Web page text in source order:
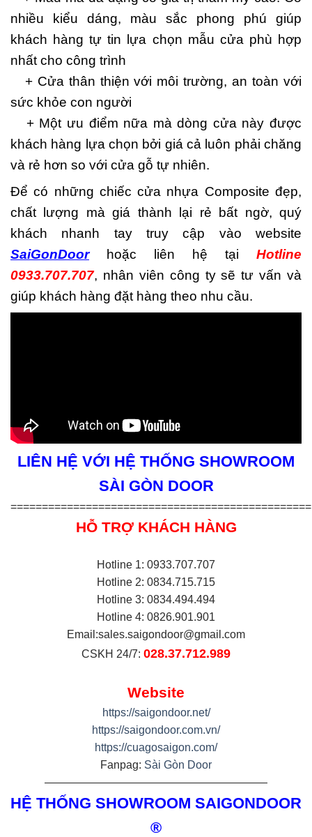
nhiều kiểu dáng, màu sắc phong phú giúp
khách hàng tự tin lựa chọn mẫu cửa phù hợp
nhất cho công trình
+ Cửa thân thiện với môi trường, an toàn với
sức khỏe con người
+ Một ưu điểm nữa mà dòng cửa này được
khách hàng lựa chọn bởi giá cả luôn phải chăng
và rẻ hơn so với cửa gỗ tự nhiên.
Để có những chiếc cửa nhựa Composite đẹp,
chất lượng mà giá thành lại rẻ bất ngờ, quý
khách nhanh tay truy cập vào website
SaiGonDoorhoặc liên hệ tại Hotline
0933.707.707, nhân viên công ty sẽ tư vấn và
giúp khách hàng đặt hàng theo nhu cầu.
LIÊN HỆ VỚI HỆ THỐNG SHOWROOM
SÀI GÒN DOOR
================================================
HỖ TRỢ KHÁCH HÀNG
Hotline 1: 0933.707.707
Hotline 2: 0834.715.715
Hotline 3: 0834.494.494
Hotline 4: 0826.901.901
Email:sales.saigondoor@gmail.com
CSKH 24/7: 028.37.712.989
Website
https://saigondoor.net/
https://saigondoor.com.vn/
https://cuagosaigon.com/
Fanpag: Sài Gòn Door
————————————————————
HỆ THỐNG SHOWROOM SAIGONDOOR
®